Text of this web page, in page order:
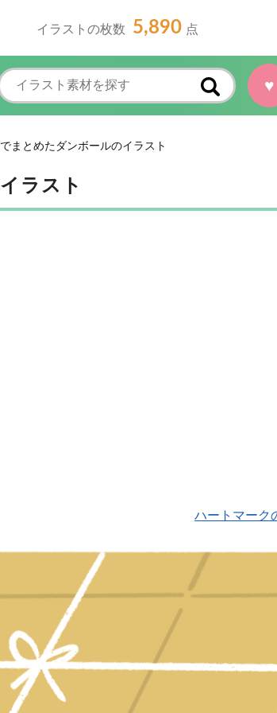
イラストの枚数 5,890 点
♥
まとめたダンボールのイラスト
ラスト
ハートマーク